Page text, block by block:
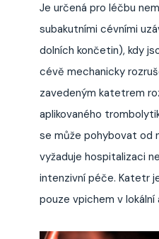
Je určená pro léčbu
subakutními cévními
dolních končetin), kdy
cévě mechanicky
zavedeným katetrem
aplikovaného
se může pohybovat od
vyžaduje hospitalizaci
intenzivní péče. Katetr
pouze vpichem v lokální